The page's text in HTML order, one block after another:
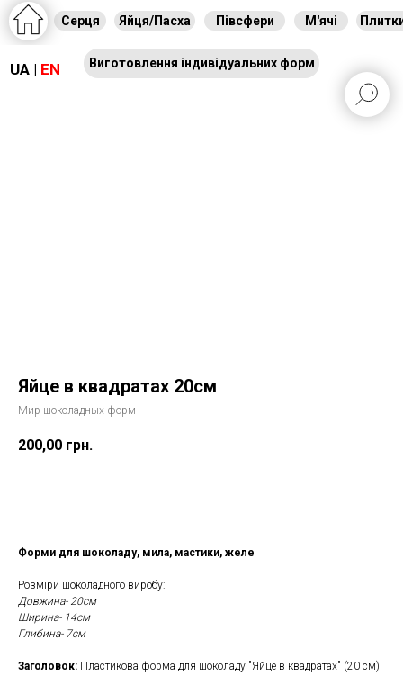
Виготовлення індивідуальних форм
Серця М'ячі
Півсфери
Яйця/Пасха
UA | EN
Яйце в квадратах 20см
Мир шоколадных форм
200,00 грн.
Форми для шоколаду, мила, мастики, желе
Розміри шоколадного виробу:
Довжина- 20см
Ширина- 14см
Глибина- 7см
Заголовок: Пластикова форма для шоколаду "Яйце в квадратах" (20 см)